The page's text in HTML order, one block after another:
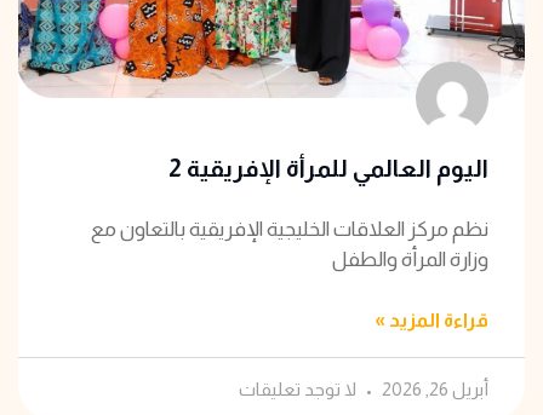
اليوم العالمي للمرأة الإفريقية 2
نظم مركز العلاقات الخليجية الإفريقية بالتعاون مع
وزارة المرأة والطفل
قراءة المزيد »
أبريل 26, 2026 لا توجد تعليقات